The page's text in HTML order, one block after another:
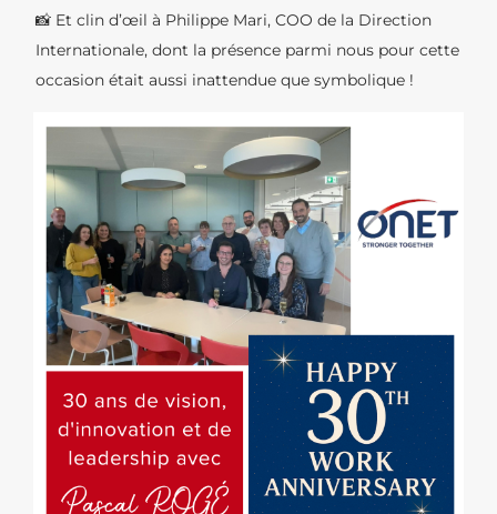
📸 Et clin d’œil à Philippe Mari, COO de la Direction
Internationale, dont la présence parmi nous pour cette
occasion était aussi inattendue que symbolique !